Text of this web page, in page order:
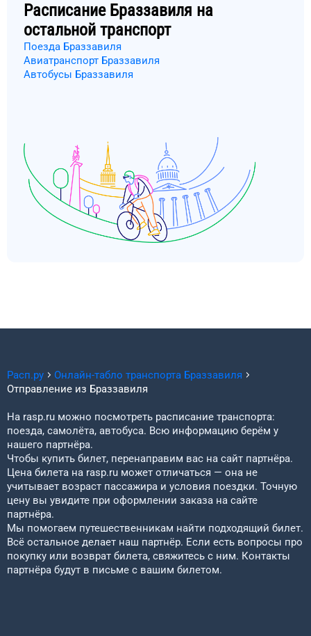
Расписание Браззавиля на
остальной транспорт
Поезда Браззавиля
Авиатранспорт Браззавиля
Автобусы Браззавиля
Расп.ру Онлайн-табло транспорта Браззавиля
Отправление из Браззавиля
На rasp.ru можно посмотреть расписание транспорта:
поезда, самолёта, автобуса. Всю информацию берём у
нашего партнёра.
Чтобы купить билет, перенаправим вас на сайт партнёра.
Цена билета на rasp.ru может отличаться — она не
учитывает возраст пассажира и условия поездки. Точную
цену вы увидите при оформлении заказа на сайте
партнёра.
Мы помогаем путешественникам найти подходящий билет.
Всё остальное делает наш партнёр. Если есть вопросы про
покупку или возврат билета, свяжитесь с ним. Контакты
партнёра будут в письме с вашим билетом.